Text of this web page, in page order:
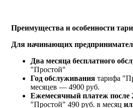
Преимущества и особенности
Для начинающих
Два месяца бесплатного
"Простой"
Год обслуживания тарифа
месяцев — 4900 руб.
Ежемесячный платеж после
"Простой" 490 руб. в месяц